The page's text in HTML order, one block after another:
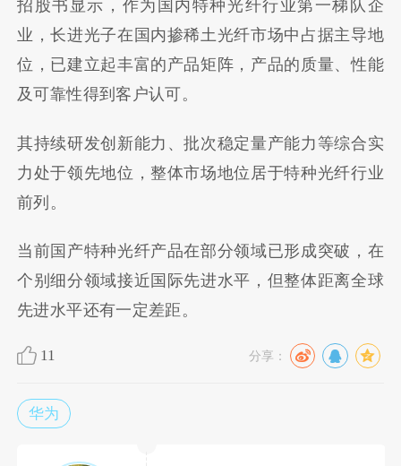
招股书显示，作为国内特种光纤行业第一梯队企
业，长进光子在国内掺稀土光纤市场中占据主导地
位，已建立起丰富的产品矩阵，产品的质量、性能
及可靠性得到客户认可。
其持续研发创新能力、批次稳定量产能力等综合实
力处于领先地位，整体市场地位居于特种光纤行业
前列。
当前国产特种光纤产品在部分领域已形成突破，在
个别细分领域接近国际先进水平，但整体距离全球
先进水平还有一定差距。
11 分享：
华为